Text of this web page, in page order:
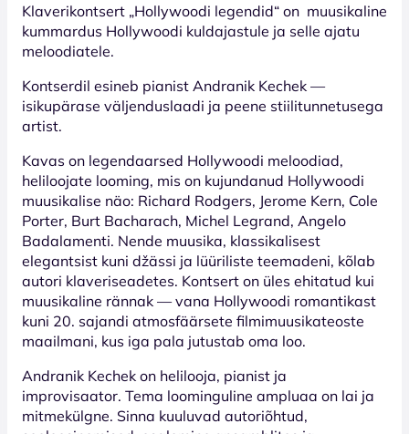
Klaverikontsert „Hollywoodi legendid“ on muusikaline
kummardus Hollywoodi kuldajastule ja selle ajatu
meloodiatele.
Kontserdil esineb pianist Andranik Kechek —
isikupärase väljenduslaadi ja peene stiilitunnetusega
artist.
Kavas on legendaarsed Hollywoodi meloodiad,
heliloojate looming, mis on kujundanud Hollywoodi
muusikalise näo: Richard Rodgers, Jerome Kern, Cole
Porter, Burt Bacharach, Michel Legrand, Angelo
Badalamenti. Nende muusika, klassikalisest
elegantsist kuni džässi ja lüüriliste teemadeni, kõlab
autori klaveriseadetes. Kontsert on üles ehitatud kui
muusikaline rännak — vana Hollywoodi romantikast
kuni 20. sajandi atmosfäärsete filmimuusikateoste
maailmani, kus iga pala jutustab oma loo.
Andranik Kechek on helilooja, pianist ja
improvisaator. Tema loominguline ampluaa on lai ja
mitmekülgne. Sinna kuuluvad autoriõhtud,